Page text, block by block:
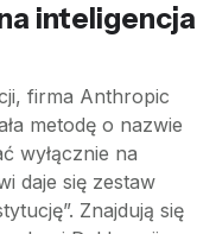
inteligencja
firma Anthropic
metodę o nazwie
wyłącznie na
daje się zestaw
Znajdują się